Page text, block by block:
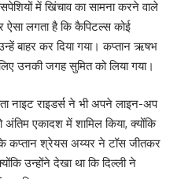
में खिंचाव का सामना करने वाले
लगता है कि कैपिटल्स कोई
बाहर कर दिया गया। कप्तान ऋषभ
उनकी जगह सुमित को लिया गया।
नाइट राइडर्स ने भी अपने लाइन-अप
एकादश में शामिल किया, क्योंकि
श्रेयस अय्यर ने टॉस जीतकर
उन्होंने देखा था कि दिल्ली ने